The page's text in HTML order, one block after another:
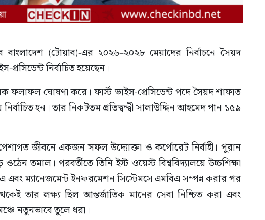
(টোয়াব)-এর ২০২৬–২০২৮ মেয়াদের নির্বাচনে সৈয়দ
নির্বাচিত হয়েছেন।
ফলাফল ঘোষণা করে। ফার্স্ট ভাইস-প্রেসিডেন্ট পদে সৈয়দ শাফাত
হন। তার নিকটতম প্রতিদ্বন্দ্বী সালাউদ্দিন আহমেদ পান ১৫৯
জীবনে একজন সফল উদ্যোক্তা ও কর্পোরেট নির্বাহী। পুরান
তমাল। পরবর্তীতে তিনি ইস্ট ওয়েস্ট বিশ্ববিদ্যালয়ে উচ্চশিক্ষা
এবং ম্যানেজমেন্ট ইনফরমেশন সিস্টেমসে এমবিএ সম্পন্ন করার পর
তার লক্ষ্য ছিল আন্তর্জাতিক মানের সেবা নিশ্চিত করা এবং
নতুনভাবে তুলে ধরা।